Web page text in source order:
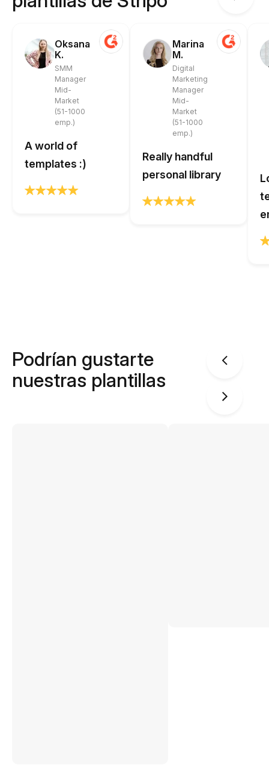
Oksana
K.
SMM
Manager
Mid-
Market
(51-1000
emp.)
A world of
templates :)
Marina
M.
Digital
Marketing
Manager
Mid-
Market
(51-1000
emp.)
Really handful
personal library
Podrían gustarte
nuestras plantillas